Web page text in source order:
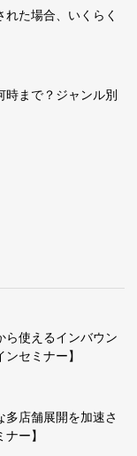
た場合、いくらく
まで？ジャンル別
ら使えるインバウン
セミナー】
多店舗展開を加速さ
ー】